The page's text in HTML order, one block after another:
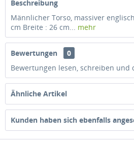
Beschreibung
Männlicher Torso, massiver
cm Breite : 26 cm... mehr
Bewertungen
0
Bewertungen lesen, schreiben und
Ähnliche Artikel
Kunden haben sich ebenfalls